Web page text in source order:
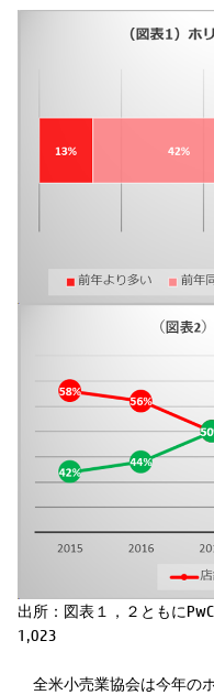
出所：図表１，２ともに
1,023
全米小売業協会は今年の